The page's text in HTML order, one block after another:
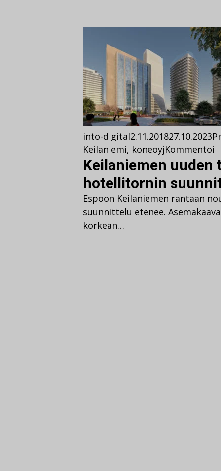
into-digital2.11.201827.10.2023
Keilaniemi, koneoyjKommentoi
Keilaniemen uuden
hotellitornin
Espoon Keilaniemen rantaan
suunnittelu etenee.
korkean…